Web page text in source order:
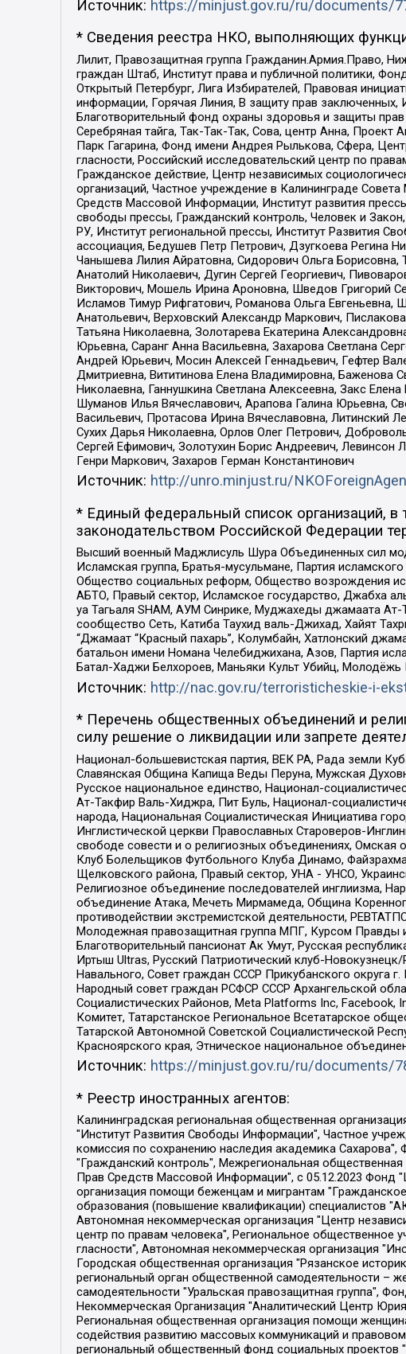
Источник: https://minjust.gov.ru/ru/documents/
* Сведения реестра НКО, выполняющих
Лилит, Правозащитная группа Гражданин.Армия.Право,
граждан Штаб, Институт права и публичной политики,
Открытый Петербург, Лига Избирателей, Правовая
информации, Горячая Линия, В защиту прав
Благотворительный фонд охраны здоровья и защиты
Серебряная тайга, Так-Так-Так, Сова, центр Анна,
Парк Гагарина, Фонд имени Андрея Рылькова, Сфера,
гласности, Российский исследовательский центр по
Гражданское действие, Центр независимых
организаций, Частное учреждение в Калининграде
Средств Массовой Информации, Институт развития
свободы прессы, Гражданский контроль, Человек и
РУ, Институт региональной прессы, Институт Развития
ассоциация, Бедушев Петр Петрович, Дзугкоева Регина
Чанышева Лилия Айратовна, Сидорович Ольга Борисовна,
Анатолий Николаевич, Дугин Сергей Георгиевич,
Викторович, Мошель Ирина Ароновна, Шведов Григорий
Исламов Тимур Рифгатович, Романова Ольга
Анатольевич, Верховский Александр Маркович,
Татьяна Николаевна, Золотарева Екатерина
Юрьевна, Саранг Анна Васильевна, Захарова Светлана
Андрей Юрьевич, Мосин Алексей Геннадьевич, Гефтер
Дмитриевна, Вититинова Елена Владимировна, Баженова
Николаевна, Ганнушкина Светлана Алексеевна, Закс
Шуманов Илья Вячеславович, Арапова Галина Юрьевна,
Васильевич, Протасова Ирина Вячеславовна, Литинский
Сухих Дарья Николаевна, Орлов Олег Петрович,
Сергей Ефимович, Золотухин Борис Андреевич,
Генри Маркович, Захаров Герман Константинович
Источник: http://unro.minjust.ru/
* Единый федеральный список организаций, в
законодательством Российской Федерации
Высший военный Маджлисуль Шура Объединенных сил
Исламская группа, Братья-мусульмане, Партия
Общество социальных реформ, Общество возрождения
АБТО, Правый сектор, Исламское государство, Джабха
уа Тагьаля SHAM, АУМ Синрике, Муджахеды джамаата
сообщество Сеть, Катиба Таухид валь-Джихад, Хайят
“Джамаат “Красный пахарь”, Колумбайн, Хатлонский
батальон имени Номана Челебиджихана, Азов, Партия
Батал-Хаджи Белхороев, Маньяки Культ Убийц,
Источник: http://nac.gov.ru/terroristicheskie-i-
* Перечень общественных объединений и
силу решение о ликвидации или запрете
Национал-большевистская партия, ВЕК РА, Рада земли
Славянская Община Капища Веды Перуна, Мужская
Русское национальное единство, Национал-
Ат-Такфир Валь-Хиджра, Пит Буль, Национал-
народа, Национальная Социалистическая Инициатива
Инглистической церкви Православных Староверов-
свободе совести и о религиозных объединениях, Омская
Клуб Болельщиков Футбольного Клуба Динамо,
Щелковского района, Правый сектор, УНА - УНСО,
Религиозное объединение последователей инглиизма,
объединение Атака, Мечеть Мирмамеда, Община
противодействии экстремистской деятельности,
Молодежная правозащитная группа МПГ, Курсом Правды
Благотворительный пансионат Ак Умут, Русская
Иртыш Ultras, Русский Патриотический клуб-
Навального, Совет граждан СССР Прикубанского округа
Народный совет граждан РСФСР СССР Архангельской
Социалистических Районов, Meta Platforms Inc,
Комитет, Татарстанское Региональное Всетатарское
Татарской Автономной Советской Социалистической
Красноярского края, Этническое национальное
Источник: https://minjust.gov.ru/ru/documents/
* Реестр иностранных агентов:
Калининградская региональная общественная организация "Экозащита!-Женсовет", Фонд содействия защите прав и свобод граждан "Общественный вердикт", Фонд "Институт Развития Свободы Информации", Частное учреждение "Информационное агентство МЕМО. РУ", Региональная общественная организация "Общественная комиссия по сохранению наследия академика Сахарова", Фонд поддержки свободы прессы, Санкт-Петербургская общественная правозащитная организация "Гражданский контроль", Межрегиональная общественная организация "Информационно-просветительский центр "Мемориал", Региональный Фонд "Центр Защиты Прав Средств Массовой Информации", с 05.12.2023 Фонд "Центр Защиты Прав Средств массовой информации", Региональная общественная благотворительная организация помощи беженцам и мигрантам "Гражданское содействие", Негосударственное образовательное учреждение дополнительного профессионального образования (повышение квалификации) специалистов "АКАДЕМИЯ ПО ПРАВАМ ЧЕЛОВЕКА", Свердловская региональная общественная организация "Сутяжник", Автономная некоммерческая организация "Центр независимых социологических исследований", Союз общественных объединений "Российский исследовательский центр по правам человека", Региональное общественное учреждение научно-информационный центр "МЕМОРИАЛ", Некоммерческая организация "Фонд защиты гласности", Автономная некоммерческая организация "Институт прав человека", Городская общественная организация "Екатеринбургское общество "МЕМОРИАЛ", Городская общественная организация "Рязанское историко-просветительское и правозащитное общество "Мемориал" (Рязанский Мемориал), Челябинский региональный орган общественной самодеятельности – женское общественное объединение "Женщины Евразии", Челябинский региональный орган общественной самодеятельности "Уральская правозащитная группа", Фонд содействия защите здоровья и социальной справедливости имени Андрея Рылькова, Автономная Некоммерческая Организация "Аналитический Центр Юрия Левады", Автономная некоммерческая организация социальной поддержки населения "Проект Апрель", Региональная общественная организация помощи женщинам и детям, находящимся в кризисной ситуации "Информационно-методический центр "Анна", Фонд содействия развитию массовых коммуникаций и правовому просвещению "Так-так-Так", Фонд содействия устойчивому развитию "Серебряная тайга", Свердловский региональный общественный фонд социальных проектов "Новое время", "Idel.Реалии", Кавказ.Реалии, Крым.Реалии, Телеканал Настоящее Время, Татаро-башкирская служба Радио Свобода (Azatliq Radiosi), Радио Свободная Европа/Радио Свобода (PCE/PC), "Сибирь.Реалии", "Фактограф", Благотворительный фонд помощи осужденным и их семьям, Автономная некоммерческая организация "Институт глобализации и социальных движений", Фонд "В защиту прав заключенных", Частное учреждение "Центр поддержки и содействия развитию средств массовой информации", Пензенский региональный общественный благотворительный фонд "Гражданский союз", "Север.Реалии", Некоммерческая организация Фонд "Правовая инициатива", Общество с ограниченной ответственностью "Радио Свободная Европа/Радио Свобода", Чешское информационное агентство "MEDIUM-ORIENT", Красноярская региональная общественная организация "Мы против СПИДа", Камалягин Денис Николаевич, Маркелов Сергей Евгеньевич, Пономарев Лев Александрович, Савицкая Людмила Алексеевна, Автономная некоммерческая организация "Центр по работе с проблемой насилия